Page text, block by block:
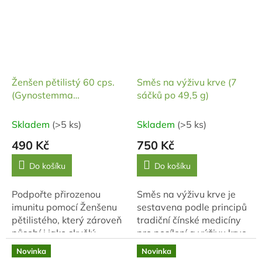
Ženšen pětilistý 60 cps.
(Gynostemma
Jiaogulan)
Skladem (>5 ks)
490 Kč
Do košíku
Podpořte přirozenou
imunitu pomocí Ženšenu
pětilistého, který zároveň
působí i jako skvělý
antioxidant. Zajišťuje pH
Směs na výživu krve (7
sáčků po 49,5 g)
Skladem (>5 ks)
750 Kč
Do košíku
Směs na výživu krve je
sestavena podle principů
tradiční čínské medicíny
pro posílení a výživu krve
(Xue), doplnění životní
Novinka Novinka